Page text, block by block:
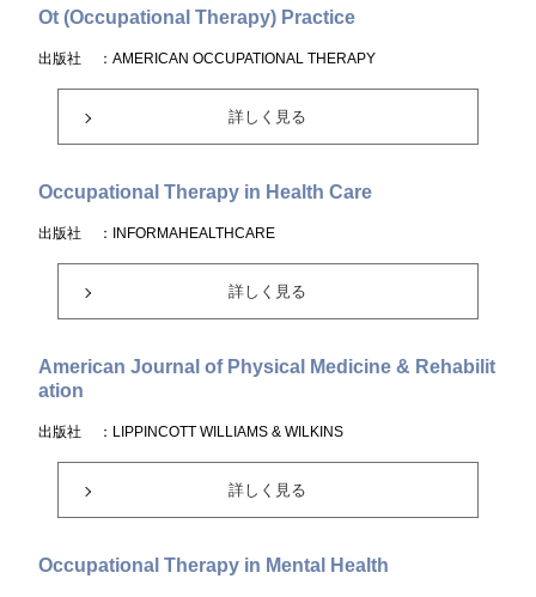
Ot (Occupational Therapy) Practice
出版社 ：AMERICAN OCCUPATIONAL THERAPY
詳しく見る
Occupational Therapy in Health Care
出版社 ：INFORMAHEALTHCARE
詳しく見る
American Journal of Physical Medicine & Rehabilit
ation
出版社 ：LIPPINCOTT WILLIAMS & WILKINS
詳しく見る
Occupational Therapy in Mental Health